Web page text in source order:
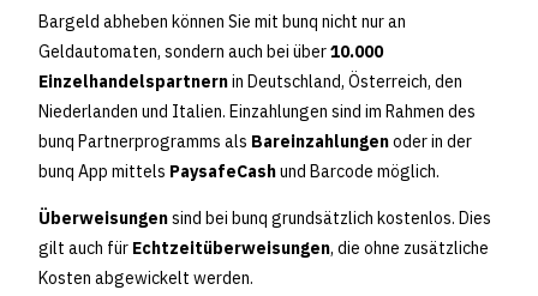
Bargeld abheben können Sie mit bunq nicht nur an
Geldautomaten, sondern auch bei über10.000
Einzelhandelspartnernin Deutschland, Österreich, den
Niederlanden und Italien. Einzahlungen sind im Rahmen des
bunq Partnerprogramms als Bareinzahlungenoder in der
bunq App mittels PaysafeCashund Barcode möglich.
Überweisungensind bei bunq grundsätzlich kostenlos. Dies
gilt auch für Echtzeitüberweisungen, die ohne zusätzliche
Kosten abgewickelt werden.